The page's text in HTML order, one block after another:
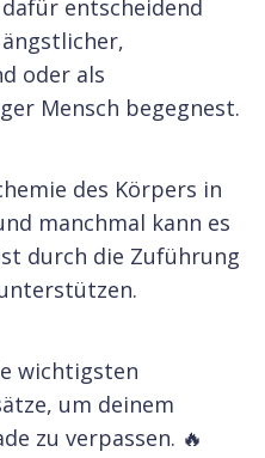
entscheidend
oder als
Mensch begegnest.
des Körpers in
manchmal kann es
durch die Zuführung
wichtigsten
um deinem
zu verpassen. 🔥